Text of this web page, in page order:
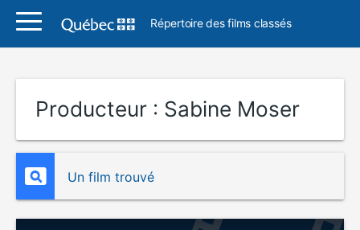
Répertoire des films classés
Producteur : Sabine Moser
Un film trouvé